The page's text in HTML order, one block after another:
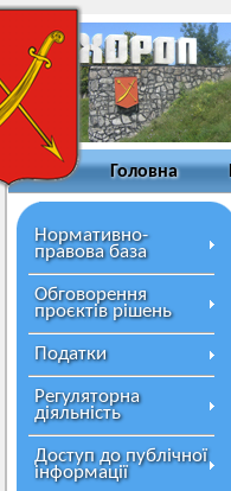
Головна
Нормативно-
правова база
Обговорення
проєктів рішень
Податки
Регуляторна
діяльність
Доступ до публічної
інформації